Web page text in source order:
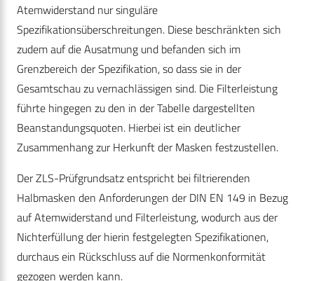
Atemwiderstand nur singuläre
Spezifikationsüberschreitungen. Diese beschränkten sich
zudem auf die Ausatmung und befanden sich im
Grenzbereich der Spezifikation, so dass sie in der
Gesamtschau zu vernachlässigen sind. Die Filterleistung
führte hingegen zu den in der Tabelle dargestellten
Beanstandungsquoten. Hierbei ist ein deutlicher
Zusammenhang zur Herkunft der Masken festzustellen.
Der ZLS-Prüfgrundsatz entspricht bei filtrierenden
Halbmasken den Anforderungen der DIN EN 149 in Bezug
auf Atemwiderstand und Filterleistung, wodurch aus der
Nichterfüllung der hierin festgelegten Spezifikationen,
durchaus ein Rückschluss auf die Normenkonformität
gezogen werden kann.